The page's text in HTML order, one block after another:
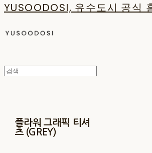
YUSOODOSI, 유수도시 공식
플라워 그래픽 티셔
츠 (GREY)